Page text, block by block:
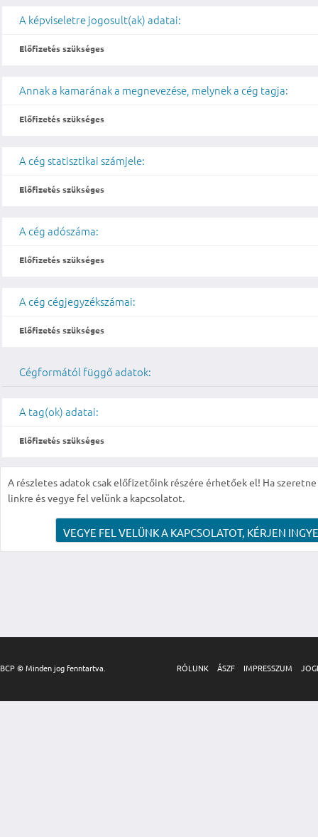
A képviseletre jogosult(ak) adatai:
Előfizetés szükséges
Annak a kamarának a megnevezése, melynek a cég tagja:
Előfizetés szükséges
A cég statisztikai számjele:
Előfizetés szükséges
A cég adószáma:
Előfizetés szükséges
A cég cégjegyzékszámai:
Előfizetés szükséges
Cégformától függő adatok:
A tag(ok) adatai:
Előfizetés szükséges
A részletes adatok csak előfizetőink részére érhetőek el! Ha
linkre és vegye fel velünk a kapcsolatot.
VEGYE FEL VELÜNK A KAPCSOLATOT, KÉRJEN
BCP © Minden jog fenntartva. RÓLUNK ÁSZF IMPRESSZUM